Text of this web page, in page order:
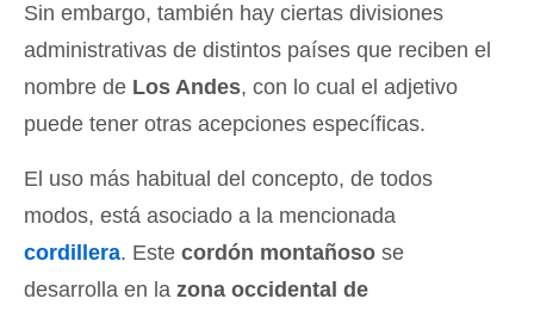
Sin embargo, también hay ciertas divisiones
administrativas de distintos países que reciben el
nombre de Los Andes, con lo cual el adjetivo
puede tener otras acepciones específicas.
El uso más habitual del concepto, de todos
modos, está asociado a la mencionada
cordillera. Este cordón montañoso se
desarrolla en la zona occidental de